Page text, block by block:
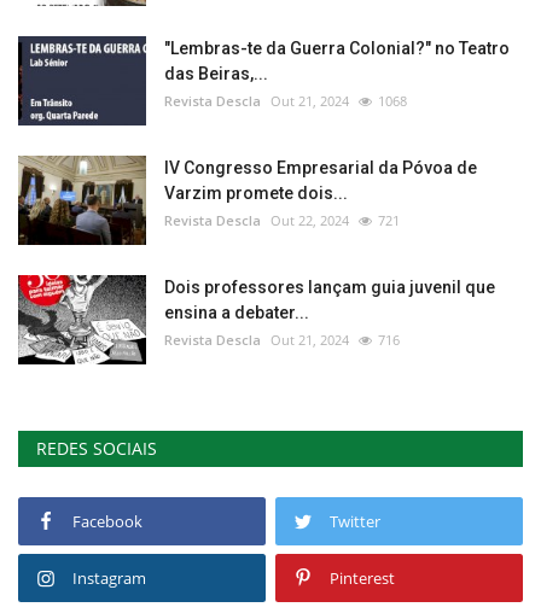
"Lembras-te da Guerra Colonial?" no Teatro
das Beiras,...
Revista Descla Out 21, 2024 1068
IV Congresso Empresarial da Póvoa de
Varzim promete dois...
Revista Descla Out 22, 2024 721
Dois professores lançam guia juvenil que
ensina a debater...
Revista Descla Out 21, 2024 716
REDES SOCIAIS
Facebook Twitter
Instagram Pinterest